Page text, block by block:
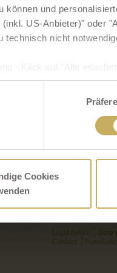
können und
US-Anbieter)" oder
technisch nicht
lit. a DSGVO zugleich
dass die
Website eingesetzten
Cookies
Legal notice Data
Contact